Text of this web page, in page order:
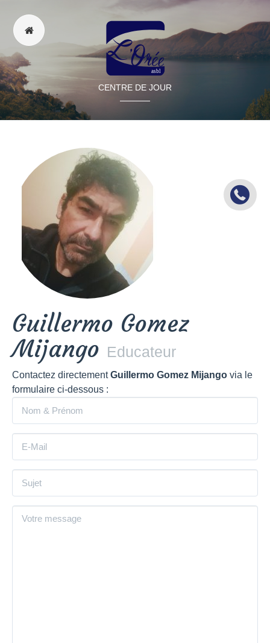
CENTRE DE JOUR
Guillermo Gomez
Mijango Educateur
Contactez directementGuillermo Gomez Mijango via le
formulaire ci-dessous :